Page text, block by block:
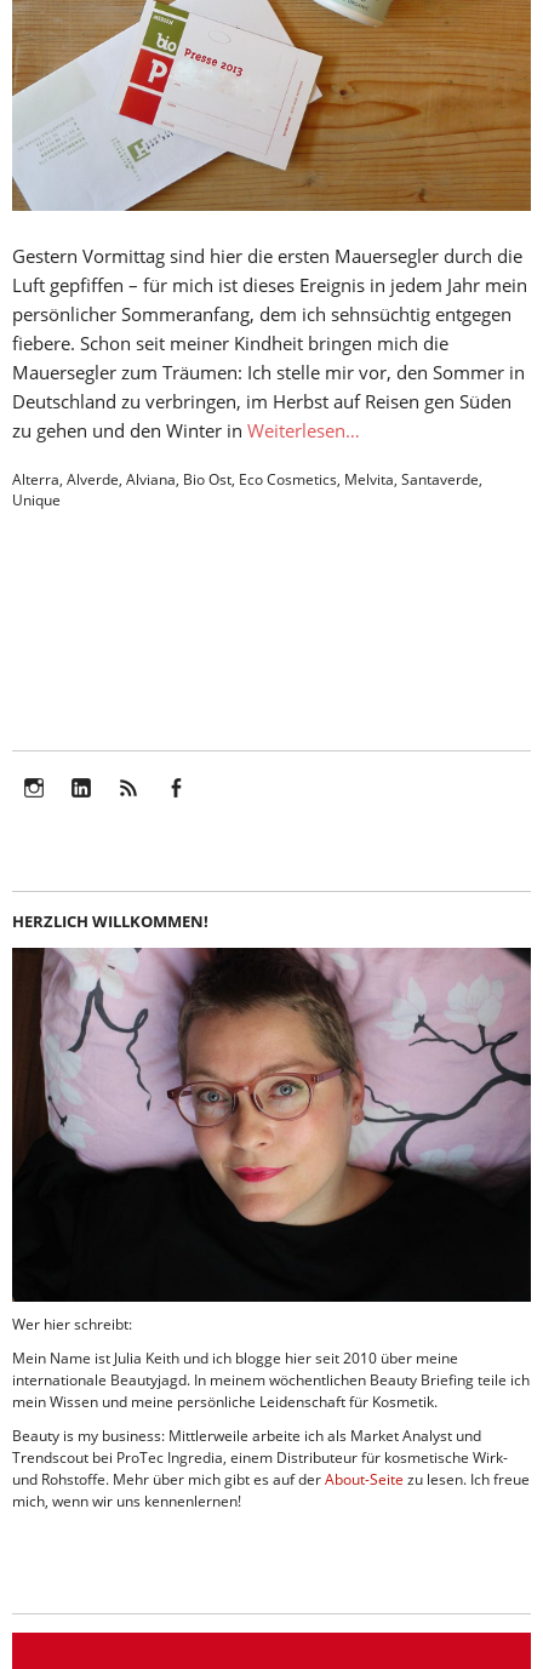
Gestern Vormittag sind hier die ersten Mauersegler durch die
Luft gepfiffen – für mich ist dieses Ereignis in jedem Jahr mein
persönlicher Sommeranfang, dem ich sehnsüchtig entgegen
fiebere. Schon seit meiner Kindheit bringen mich die
Mauersegler zum Träumen: Ich stelle mir vor, den Sommer in
Deutschland zu verbringen, im Herbst auf Reisen gen Süden
zu gehen und den Winter in Weiterlesen…
Alterra, Alverde, Alviana, Bio Ost, Eco Cosmetics, Melvita, Santaverde,
Unique
HERZLICH WILLKOMMEN!
Wer hier schreibt:
Mein Name ist Julia Keith und ich blogge hier seit 2010 über meine
internationale Beautyjagd. In meinem wöchentlichen Beauty Briefing teile ich
mein Wissen und meine persönliche Leidenschaft für Kosmetik.
Beauty is my business: Mittlerweile arbeite ich als Market Analyst und
Trendscout bei ProTec Ingredia, einem Distributeur für kosmetische Wirk-
und Rohstoffe. Mehr über mich gibt es auf derAbout-Seite zu lesen. Ich freue
mich, wenn wir uns kennenlernen!